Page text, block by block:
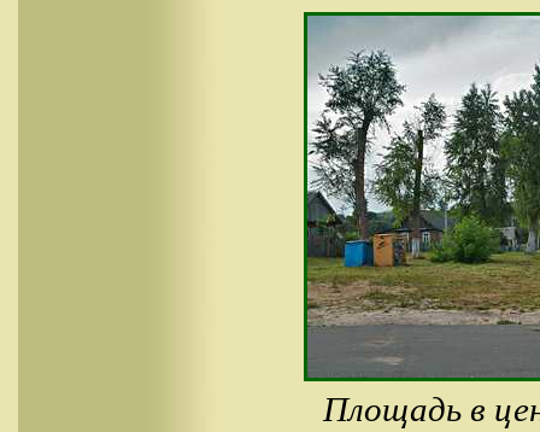
Площадь в